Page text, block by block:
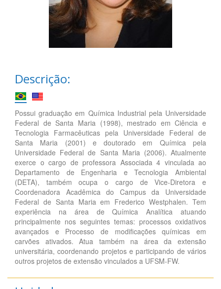
Descrição:
Possui graduação em Química Industrial pela Universidade
Federal de Santa Maria (1998), mestrado em Ciência e
Tecnologia Farmacêuticas pela Universidade Federal de
Santa Maria (2001) e doutorado em Química pela
Universidade Federal de Santa Maria (2006). Atualmente
exerce o cargo de professora Associada 4 vinculada ao
Departamento de Engenharia e Tecnologia Ambiental
(DETA), também ocupa o cargo de Vice-Diretora e
Coordenadora Acadêmica do Campus da Universidade
Federal de Santa Maria em Frederico Westphalen. Tem
experiência na área de Química Analítica atuando
principalmente nos seguintes temas: processos oxidativos
avançados e Processo de modificações químicas em
carvões ativados. Atua também na área da extensão
universitária, coordenando projetos e participando de vários
outros projetos de extensão vinculados a UFSM-FW.